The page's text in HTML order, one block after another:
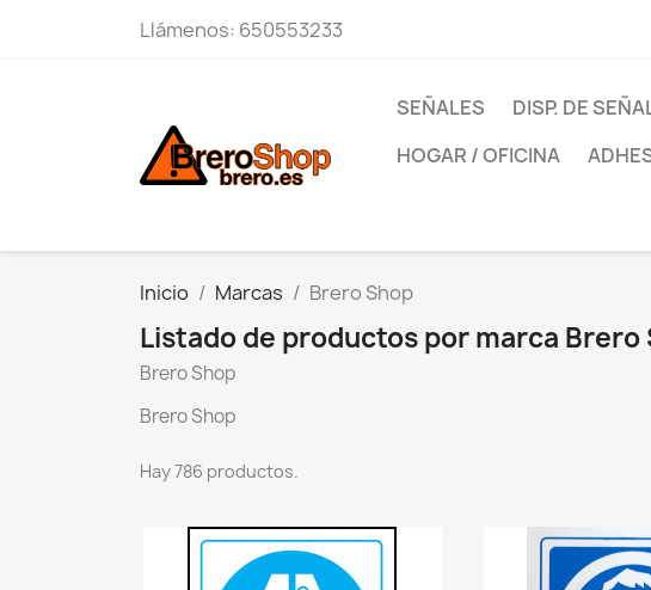
Llámenos: 650553233
SEÑALES DISP. DE
HOGAR / OFICINA
Inicio Marcas Brero Shop
Listado de productos por marca Brero
Brero Shop
Brero Shop
Hay 786 productos.